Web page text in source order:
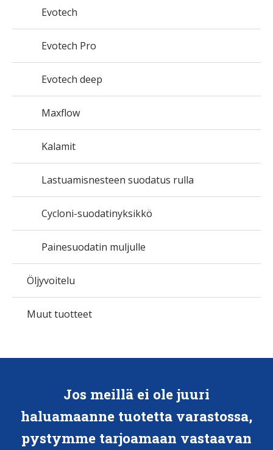
Evotech
Evotech Pro
Evotech deep
Maxflow
Kalamit
Lastuamisnesteen suodatus rulla
Cycloni-suodatinyksikkö
Painesuodatin muljulle
Öljyvoitelu
Muut tuotteet
Jos meillä ei ole juuri
haluamaanne tuotetta varastossa,
pystymme tarjoamaan vastaavan